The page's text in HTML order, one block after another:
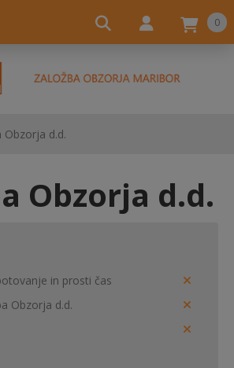
0
Obzorja d.d.
Obzorja d.d.
in prosti čas
Obzorja d.d.